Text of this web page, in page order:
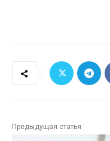
Предыдущая статья